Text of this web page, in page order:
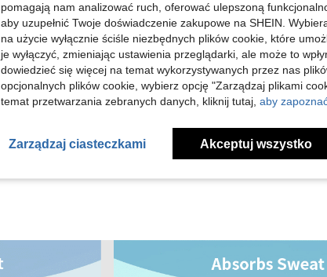
Pomocny
Zobacz Więcej Opinii
pomagają nam analizować ruch, oferować ulepszoną
aby uzupełnić Twoje doświadczenie zakupowe na SHEIN.
na użycie wyłącznie ściśle niezbędnych plików cookie, które
je wyłączyć, zmieniając ustawienia przeglądarki, ale może to
dowiedzieć się więcej na temat wykorzystywanych przez nas
opcjonalnych plików cookie, wybierz opcję "Zarządzaj plikami
temat przetwarzania zebranych danych, kliknij tutaj, aby
Zarządzaj ciasteczkami Akceptuj wszystko